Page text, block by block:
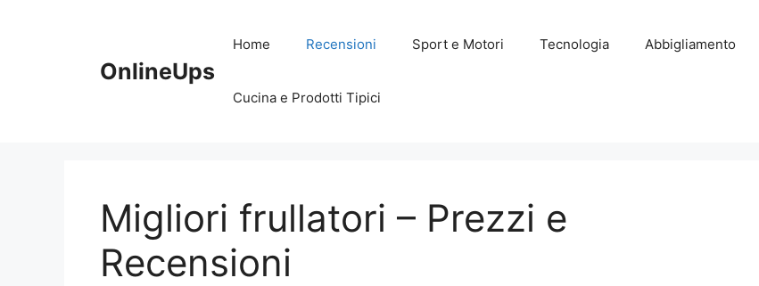
OnlineUps
Home Recensioni Sport e Motori Tecnologia Abbigliamento
Cucina e Prodotti Tipici
Migliori frullatori – Prezzi e
Recensioni